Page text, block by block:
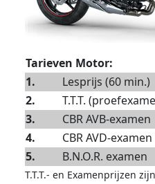
Tarieven Motor:
1.
Lesprijs (60 min.)
2.
T.T.T.
3.
CBR AVB-examen
4.
CBR AVD-examen
5.
B.N.O.R. examen
T.T.T.- en Examenprijzen